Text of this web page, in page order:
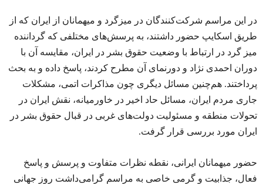
در این مراسم شرکت‌کنندگان در میزگرد و میهمانان از ایران که از
طریق اسکایپ حضور داشتند، به پرسش‌های مختلفی که گرداننده
میز گرد در ارتباط با وضعیت حقوق بشر در ایران، مقایسه آن با
دوران احمدی نژاد و دورنمای آن مطرح کردند، پاسخ داده و به بحث
پرداختند. هم‌چنین مسائل دیگری چون مذاکرات اتمی، مشکلات
جاری مردم ایران، مسائل حاد اخیر در خاورمیانه، نقش ایران در
تحولات منطقه و مسئولیت دولت‌های غربی در قبال حقوق بشر در
ایران مورد بررسی قرار گرفت.
حضور میهمانان ایرانی، نقطه نظرات متفاوت و پرسش و پاسخ
فعال، جذابیت و گرمی خاصی به مراسم گرامی‌داشت روز جهانی